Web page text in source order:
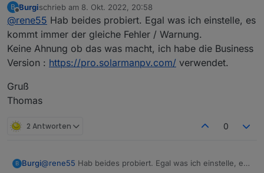
Version, noch nicht vollständig getestet und
freigegeben) darfst du den Haken bei Inverternicht
setzen.
B
Offline
Burgischrieb am 8. Okt. 2022, 20:58
zuletzt editiert von
@rene55 Hab beides probiert. Egal was ich einstelle, es
kommt immer der gleiche Fehler / Warnung.
Keine Ahnung ob das was macht, ich habe die Business
Version : https://pro.solarmanpv.com/ verwendet.
Gruß
Thomas
2 Antworten 0
B Burgi@rene55 Hab beides probiert. Egal was ich einstelle, es